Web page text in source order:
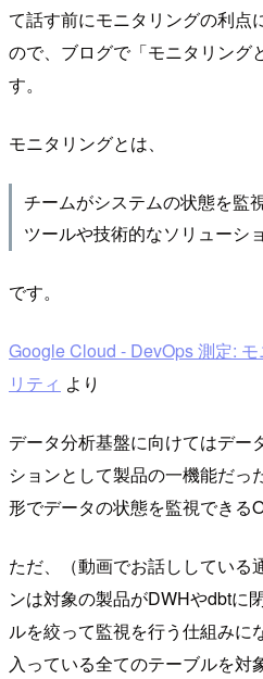
て話す前にモニタリングの利点
ので、ブログで「モニタリング
す。
モニタリングとは、
チームがシステムの状態を監
ツールや技術的なソリューシ
です。
Google Cloud - DevOps 測定:
リティ より
データ分析基盤に向けてはデー
ションとして製品の一機能だっ
形でデータの状態を監視できる
ただ、（動画でお話ししている
ンは対象の製品がDWHやdbtに
ルを絞って監視を行う仕組みに
入っている全てのテーブルを対